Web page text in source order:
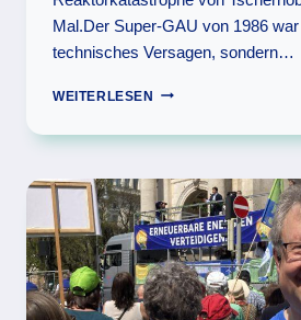
Mal.Der Super-GAU von 1986
technisches Versagen, sondern…
WEITERLESEN
TSCHERNOBYL:
GEGENWART
UND
ZUKUNFT